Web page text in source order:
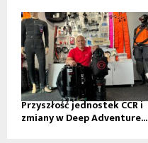
Przyszłość jednostek CCR i
zmiany w Deep Adventure...